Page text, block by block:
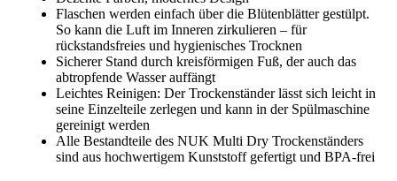
Flaschen werden einfach über die Blütenblätter gestülpt.
So kann die Luft im Inneren zirkulieren – für
rückstandsfreies und hygienisches Trocknen
Sicherer Stand durch kreisförmigen Fuß, der auch das
abtropfende Wasser auffängt
Leichtes Reinigen: Der Trockenständer lässt sich leicht in
seine Einzelteile zerlegen und kann in der Spülmaschine
gereinigt werden
Alle Bestandteile des NUK Multi Dry Trockenständers
sind aus hochwertigem Kunststoff gefertigt und BPA-frei